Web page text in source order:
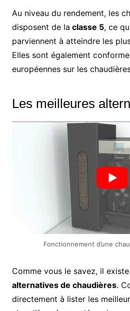
Au niveau du rendement, les
disposent de la classe 5, ce
parviennent à atteindre les
Elles sont également
européennes sur les
Les meilleures
Fonctionnement d’une
Comme vous le savez, il
alternatives de chaudières.
directement à lister les